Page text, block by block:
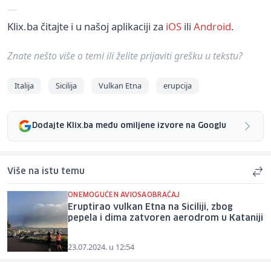
Klix.ba čitajte i u našoj aplikaciji za iOS ili Android.
Znate nešto više o temi ili želite prijaviti grešku u tekstu?
Italija Sicilija Vulkan Etna erupcija
Dodajte Klix.ba među omiljene izvore na Googlu
Više na istu temu
ONEMOGUĆEN AVIOSAOBRAĆAJ
Eruptirao vulkan Etna na Siciliji, zbog
pepela i dima zatvoren aerodrom u Kataniji
23.07.2024. u 12:54